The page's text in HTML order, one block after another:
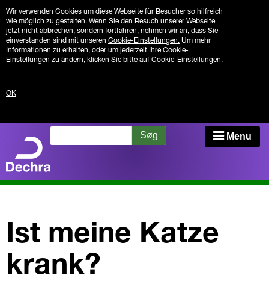
Wir verwenden Cookies um diese Webseite für Besucher so hilfreich
wie möglich zu gestalten. Wenn Sie den Besuch unserer Webseite
jetzt nicht abbrechen, sondern fortfahren, nehmen wir an, dass Sie
einverstanden sind mit unseren Cookie-Einstellungen. Um mehr
Informationen zu erhalten, oder um jederzeit Ihre Cookie-
Einstellungen zu ändern, klicken Sie bitte auf Cookie-Einstellungen.
OK
Søg Menu
Grunderkrankung
Kontrolle zu Hause
Ist meine Katze
krank?